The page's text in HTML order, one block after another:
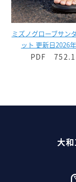
ミズノグローブサン
ット 更新日2026
PDF
大